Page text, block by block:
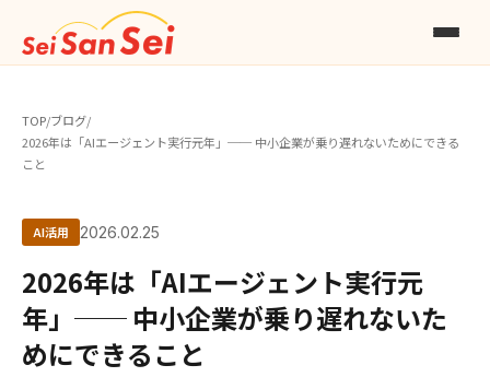
TOP/ブログ/
2026年は「AIエージェント実行元年」── 中小企業が乗り遅れないためにできる
こと
AI活用 2026.02.25
2026年は「AIエージェント実行元
年」── 中小企業が乗り遅れないた
めにできること